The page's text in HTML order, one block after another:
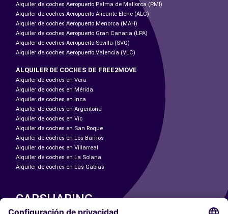
Alquiler de coches Aeropuerto Palma de Mallorca (PMI)
Alquiler de coches Aeropuerto Alicante-Elche (ALC)
Alquiler de coches Aeropuerto Menorca (MAH)
Alquiler de coches Aeropuerto Gran Canaria (LPA)
Alquiler de coches Aeropuerto Sevilla (SVQ)
Alquiler de coches Aeropuerto Valencia (VLC)
ALQUILER DE COCHES DE FREE2MOVE
Alquiler de coches en Vera
Alquiler de coches en Mérida
Alquiler de coches en Inca
Alquiler de coches en Argentona
Alquiler de coches en Vic
Alquiler de coches en San Roque
Alquiler de coches en Los Barrios
Alquiler de coches en Villarreal
Alquiler de coches en La Solana
Alquiler de coches en Las Gabias
CARSHARING